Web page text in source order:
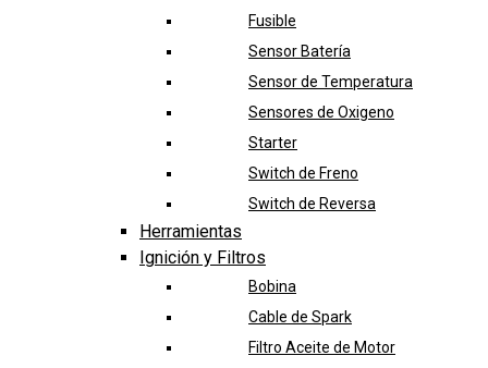
Fusible
Sensor Batería
Sensor de Temperatura
Sensores de Oxigeno
Starter
Switch de Freno
Switch de Reversa
Herramientas
Ignición y Filtros
Bobina
Cable de Spark
Filtro Aceite de Motor